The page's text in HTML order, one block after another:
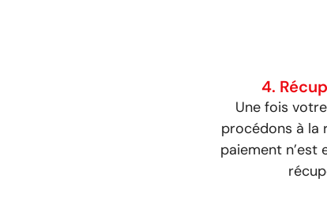
4.
Une fois
procédons à la
paiement n’est